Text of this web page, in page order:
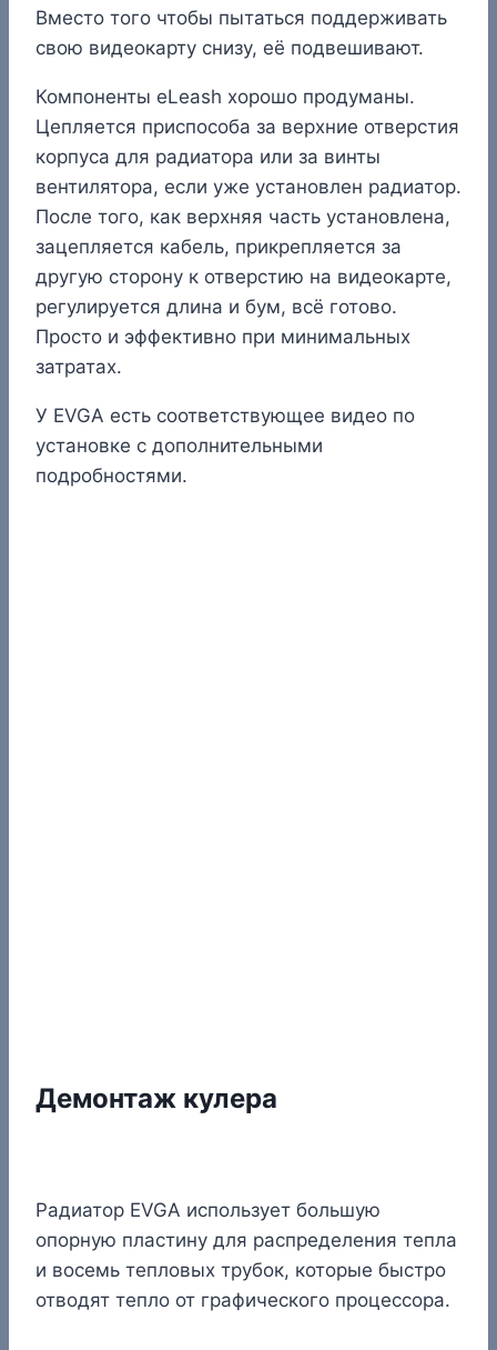
Вместо того чтобы пытаться поддерживать
свою видеокарту снизу, её подвешивают.
Компоненты eLeash хорошо продуманы.
Цепляется приспособа за верхние отверстия
корпуса для радиатора или за винты
вентилятора, если уже установлен радиатор.
После того, как верхняя часть установлена,
зацепляется кабель, прикрепляется за
другую сторону к отверстию на видеокарте,
регулируется длина и бум, всё готово.
Просто и эффективно при минимальных
затратах.
У EVGA есть соответствующее видео по
установке с дополнительными
подробностями.
Демонтаж кулера
Радиатор EVGA использует большую
опорную пластину для распределения тепла
и восемь тепловых трубок, которые быстро
отводят тепло от графического процессора.